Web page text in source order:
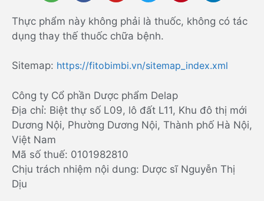
Thực phẩm này không phải là thuốc, không có tác
dụng thay thế thuốc chữa bệnh.
Sitemap: https://fitobimbi.vn/sitemap_index.xml
Công ty Cổ phần Dược phẩm Delap
Địa chỉ: Biệt thự số L09, lô đất L11, Khu đô thị mới
Dương Nội, Phường Dương Nội, Thành phố Hà Nội,
Việt Nam
Mã số thuế: 0101982810
Chịu trách nhiệm nội dung: Dược sĩ Nguyễn Thị
Dịu